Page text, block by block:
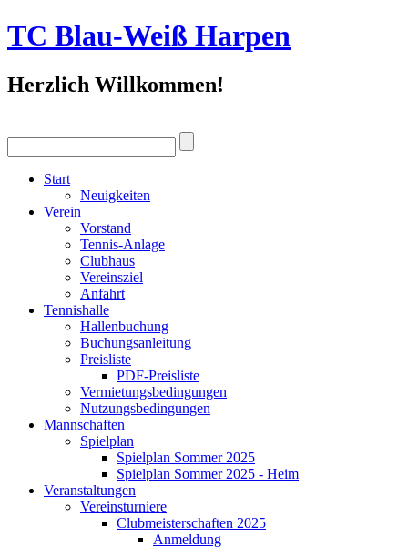
TC Blau-Weiß Harpen
Herzlich Willkommen!
Start
Neuigkeiten
Verein
Vorstand
Tennis-Anlage
Clubhaus
Vereinsziel
Anfahrt
Tennishalle
Hallenbuchung
Buchungsanleitung
Preisliste
PDF-Preisliste
Vermietungsbedingungen
Nutzungsbedingungen
Mannschaften
Spielplan
Spielplan Sommer 2025
Spielplan Sommer 2025 - Heim
Veranstaltungen
Vereinsturniere
Clubmeisterschaften 2025
Anmeldung